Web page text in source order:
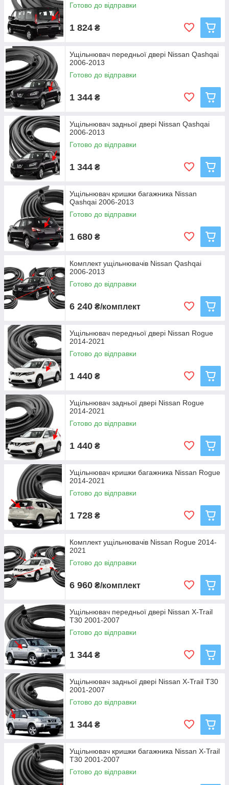
Готово до відправки
1 824 ₴
Ущільнювач передньої двері Nissan Qashqai
2006-2013
Готово до відправки
1 344 ₴
Ущільнювач задньої двері Nissan Qashqai
2006-2013
Готово до відправки
1 344 ₴
Ущільнювач кришки багажника Nissan
Qashqai 2006-2013
Готово до відправки
1 680 ₴
Комплект ущільнювачів Nissan Qashqai
2006-2013
Готово до відправки
6 240 ₴/комплект
Ущільнювач передньої двері Nissan Rogue
2014-2021
Готово до відправки
1 440 ₴
Ущільнювач задньої двері Nissan Rogue
2014-2021
Готово до відправки
1 440 ₴
Ущільнювач кришки багажника Nissan Rogue
2014-2021
Готово до відправки
1 728 ₴
Комплект ущільнювачів Nissan Rogue 2014-
2021
Готово до відправки
6 960 ₴/комплект
Ущільнювач передньої двері Nissan X-Trail
T30 2001-2007
Готово до відправки
1 344 ₴
Ущільнювач задньої двері Nissan X-Trail T30
2001-2007
Готово до відправки
1 344 ₴
Ущільнювач кришки багажника Nissan X-Trail
T30 2001-2007
Готово до відправки